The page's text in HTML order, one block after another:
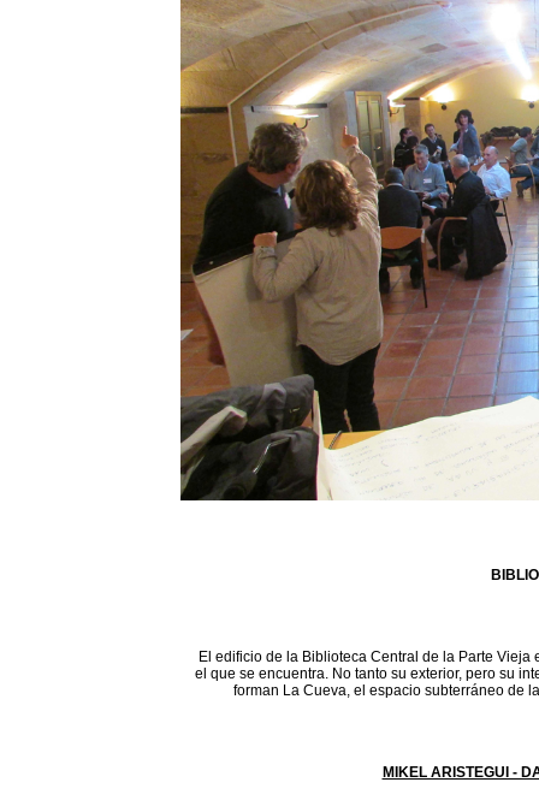
El edificio de la Biblioteca Central de la Parte
el que se encuentra. No tanto su exterior, pero su
forman La Cueva, el espacio subterráneo de
MIKEL ARISTEGUI -